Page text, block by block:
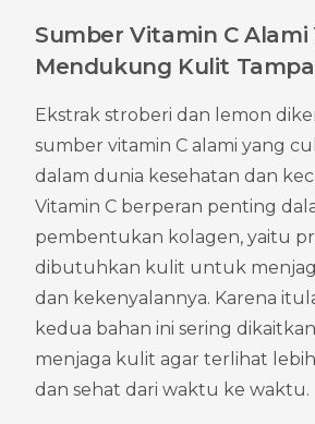
Sumber Vitamin C Alami
Mendukung Kulit
Ekstrak stroberi dan lemon
sumber vitamin C alami yang
dalam dunia kesehatan dan
Vitamin C berperan penting
pembentukan kolagen, yaitu
dibutuhkan kulit untuk
dan kekenyalannya. Karena
kedua bahan ini sering
menjaga kulit agar terlihat lebih
dan sehat dari waktu ke waktu.